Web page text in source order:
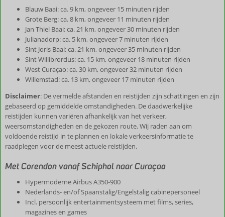
Blauw Baai: ca. 9 km, ongeveer 15 minuten rijden
Grote Berg: ca. 8 km, ongeveer 11 minuten rijden
Jan Thiel Baai: ca. 21 km, ongeveer 30 minuten rijden
Julianadorp: ca. 5 km, ongeveer 7 minuten rijden
Sint Joris Baai: ca. 21 km, ongeveer 35 minuten rijden
Sint Willibrordus: ca. 15 km, ongeveer 18 minuten rijden
West Curaçao: ca. 30 km, ongeveer 32 minuten rijden
Willemstad: ca. 13 km, ongeveer 17 minuten rijden
Disclaimer: De vermelde afstanden en reistijden zijn schattingen en zijn
gebaseerd op gemiddelde omstandigheden. De daadwerkelijke
reistijden kunnen variëren afhankelijk van het verkeer,
weersomstandigheden en de gekozen route. Wij raden aan om
voldoende reistijd in te plannen en lokale verkeersinformatie te
raadplegen voor de meest actuele reistijden.
Met Corendon vanaf Schiphol naar Curaçao
Hypermoderne Airbus A350-900
Nederlands- en/of Spaanstalig/Engelstalig cabinepersoneel
Incl. persoonlijk entertainmentsysteem met films, series,
magazines en games